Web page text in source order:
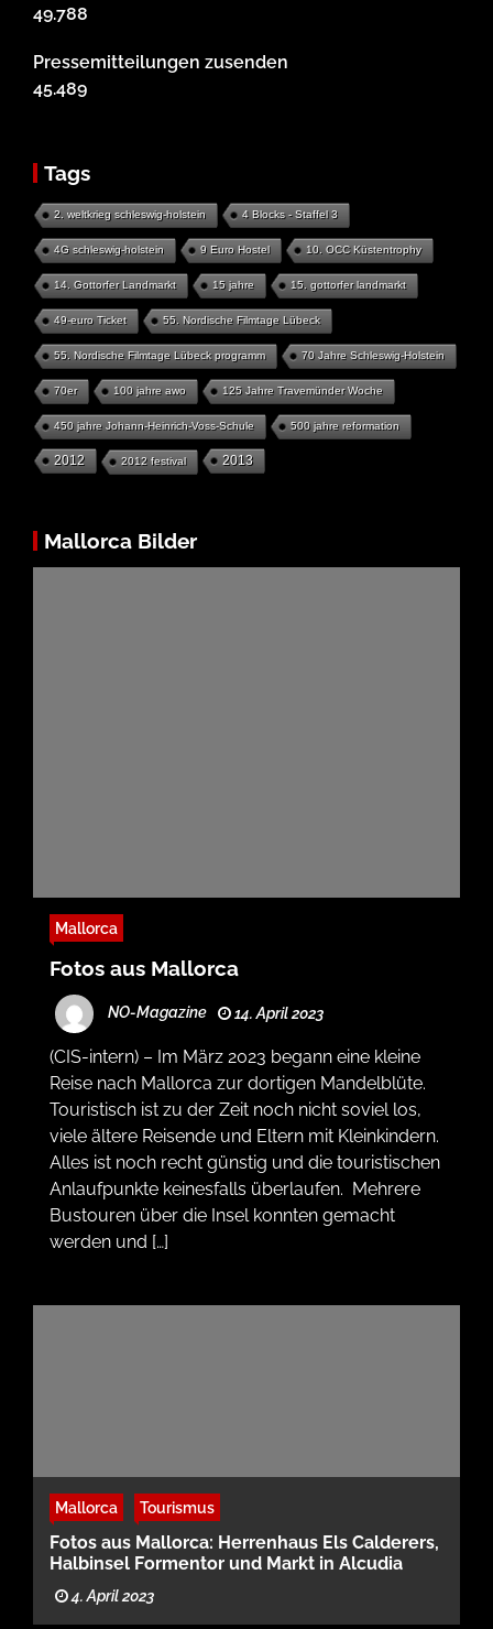
49.788
Pressemitteilungen zusenden
45.489
Tags
2. weltkrieg schleswig-holstein 4 Blocks - Staffel 3
4G schleswig-holstein 9 Euro Hostel 10. OCC Küstentrophy
14. Gottorfer Landmarkt 15 jahre 15. gottorfer landmarkt
49-euro Ticket 55. Nordische Filmtage Lübeck
55. Nordische Filmtage Lübeck programm 70 Jahre Schleswig-Holstein
70er 100 jahre awo 125 Jahre Travemünder Woche
450 jahre Johann-Heinrich-Voss-Schule 500 jahre reformation
2012 2012 festival 2013
Mallorca Bilder
Mallorca
Fotos aus Mallorca
NO-Magazine 14. April 2023
(CIS-intern) – Im März 2023 begann eine kleine
Reise nach Mallorca zur dortigen Mandelblüte.
Touristisch ist zu der Zeit noch nicht soviel los,
viele ältere Reisende und Eltern mit Kleinkindern.
Alles ist noch recht günstig und die touristischen
Anlaufpunkte keinesfalls überlaufen. Mehrere
Bustouren über die Insel konnten gemacht
werden und […]
Mallorca Tourismus
Fotos aus Mallorca: Herrenhaus Els Calderers,
Halbinsel Formentor und Markt in Alcudia
4. April 2023